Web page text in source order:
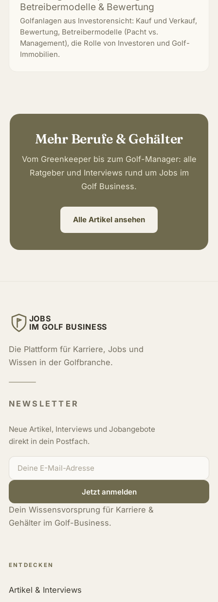
Betreibermodelle & Bewertung
Golfanlagen aus Investorensicht: Kauf und Verkauf,
Bewertung, Betreibermodelle (Pacht vs.
Management), die Rolle von Investoren und Golf-
Immobilien.
Mehr Berufe & Gehälter
Vom Greenkeeper bis zum Golf-Manager: alle
Ratgeber und Interviews rund um Jobs im
Golf Business.
Alle Artikel ansehen
JOBS
IM GOLF BUSINESS
Die Plattform für Karriere, Jobs und
Wissen in der Golfbranche.
NEWSLETTER
Neue Artikel, Interviews und Jobangebote
direkt in dein Postfach.
Jetzt anmelden
Dein Wissensvorsprung für Karriere &
Gehälter im Golf-Business.
ENTDECKEN
Artikel & Interviews